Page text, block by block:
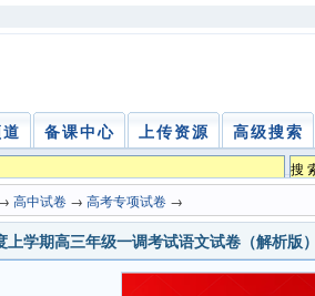
备课中心 上传资源 高级搜索
高中试卷 → 高考专项试卷 →
学期高三年级一调考试语文试卷（解析版）